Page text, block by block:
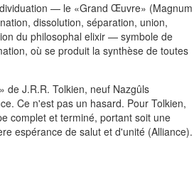
— le «Grand Œuvre» (Magnum
dissolution, séparation, union,
du philosophal elixir — symbole de
où se produit la synthèse de toutes
de J.R.R. Tolkien, neuf Nazgûls
Ce n'est pas un hasard. Pour Tolkien,
complet et terminé, portant soit une
espérance de salut et d'unité (Alliance).